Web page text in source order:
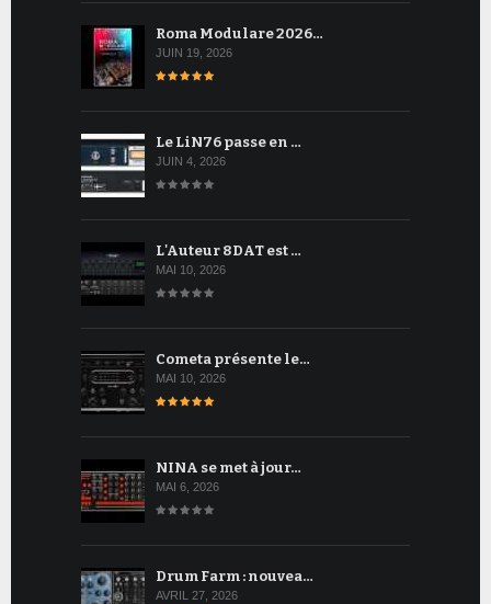
Roma Modulare 2026…
JUIN 19, 2026
Le LiN76 passe en …
JUIN 4, 2026
L'Auteur 8DAT est …
MAI 10, 2026
Cometa présente le…
MAI 10, 2026
NINA se met à jour…
MAI 6, 2026
Drum Farm : nouvea…
AVRIL 27, 2026